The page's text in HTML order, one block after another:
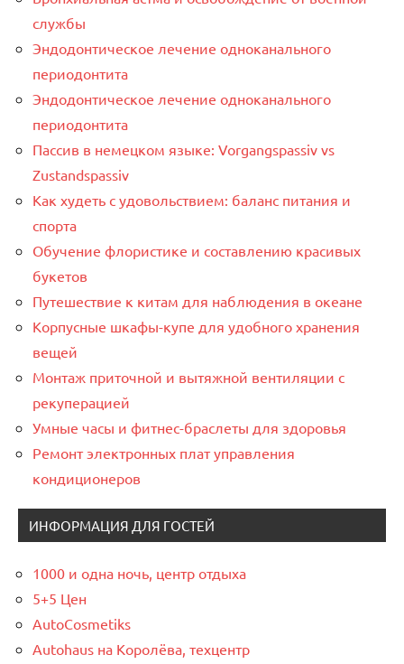
службы
Эндодонтическое лечение одноканального
периодонтита
Эндодонтическое лечение одноканального
периодонтита
Пассив в немецком языке: Vorgangspassiv vs
Zustandspassiv
Как худеть с удовольствием: баланс питания и
спорта
Обучение флористике и составлению красивых
букетов
Путешествие к китам для наблюдения в океане
Корпусные шкафы-купе для удобного хранения
вещей
Монтаж приточной и вытяжной вентиляции с
рекуперацией
Умные часы и фитнес-браслеты для здоровья
Ремонт электронных плат управления
кондиционеров
ИНФОРМАЦИЯ ДЛЯ ГОСТЕЙ
1000 и одна ночь, центр отдыха
5+5 Цен
AutoCosmetiks
Autohaus на Королёва, техцентр